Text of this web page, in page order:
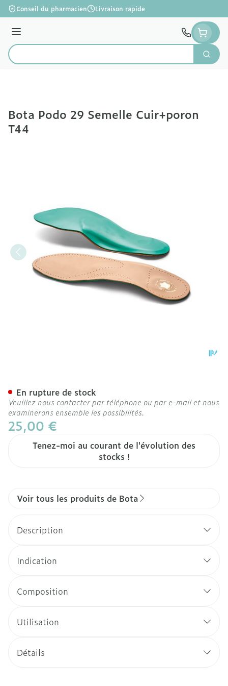
Aller au contenu
Conseil du pharmacien Livraison rapide
Menu
Rechercher
Bota Podo 29 Semelle Cuir+poron
T44
25,00 €
Tenez-moi au courant de l'évolution des
stocks !
En rupture de stock
Veuillez nous contacter par téléphone ou par e-mail et nous
examinerons ensemble les possibilités.
Voir tous les produits de Bota
Description
Indication
Composition
Utilisation
Détails